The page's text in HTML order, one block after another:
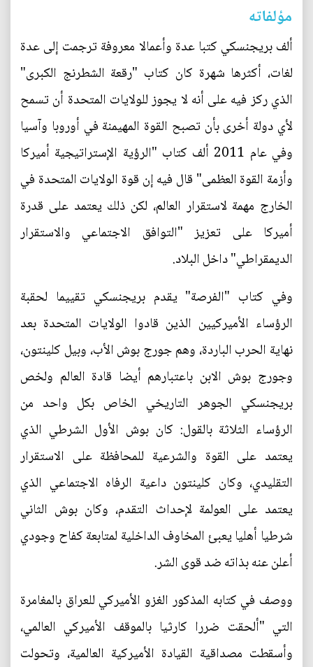
مؤلفاته
ألف بريجنسكي كتبا عدة وأعمالا معروفة ترجمت إلى عدة
لغات، أكثرها شهرة كان كتاب "رقعة الشطرنج الكبرى"
الذي ركز فيه على أنه لا يجوز للولايات المتحدة أن تسمح
لأي دولة أخرى بأن تصبح القوة المهيمنة في أوروبا وآسيا
وفي عام 2011 ألف كتاب "الرؤية الإستراتيجية أميركا
وأزمة القوة العظمى" قال فيه إن قوة الولايات المتحدة في
الخارج مهمة لاستقرار العالم، لكن ذلك يعتمد على قدرة
أميركا على تعزيز "التوافق الاجتماعي والاستقرار
الديمقراطي" داخل البلاد.
وفي كتاب "الفرصة" يقدم بريجنسكي تقييما لحقبة
الرؤساء الأميركيين الذين قادوا الولايات المتحدة بعد
نهاية الحرب الباردة، وهم جورج بوش الأب، وبيل كلينتون،
وجورج بوش الابن باعتبارهم أيضا قادة العالم ولخص
بريجنسكي الجوهر التاريخي الخاص بكل واحد من
الرؤساء الثلاثة بالقول: كان بوش الأول الشرطي الذي
يعتمد على القوة والشرعية للمحافظة على الاستقرار
التقليدي، وكان كلينتون داعية الرفاه الاجتماعي الذي
يعتمد على العولمة لإحداث التقدم، وكان بوش الثاني
شرطيا أهليا يعبئ المخاوف الداخلية لمتابعة كفاح وجودي
أعلن عنه بذاته ضد قوى الشر.
ووصف في كتابه المذكور الغزو الأميركي للعراق بالمغامرة
التي "ألحقت ضررا كارثيا بالموقف الأميركي العالمي،
وأسقطت مصداقية القيادة الأميركية العالمية، وتحولت